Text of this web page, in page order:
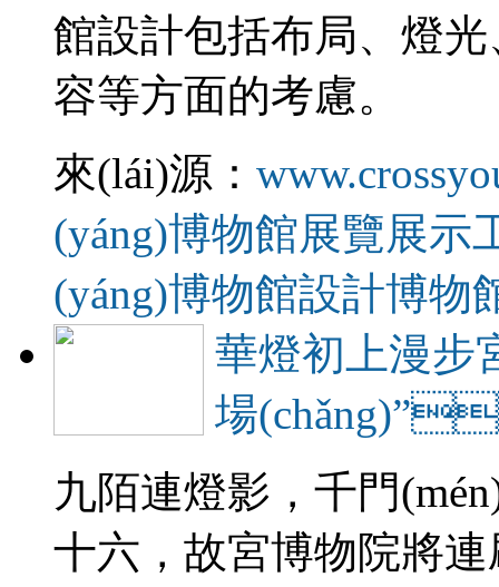
館設計包括布局、燈光
容等方面的考慮。
來(lái)源：
(yáng)博物館展覽展示
(yáng)博物館設計博物
華燈初上漫步
場
九陌連燈影，千門
十六，故宮博物院將連